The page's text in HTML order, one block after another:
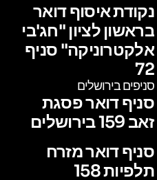
נקודת איסוף דואר
בראשון לציון "חג'בי
אלקטרוניקה" סניף
72
סניפים בירושלים
סניף דואר פסגת
זאב 159 בירושלים
סניף דואר מזרח
תלפיות 158